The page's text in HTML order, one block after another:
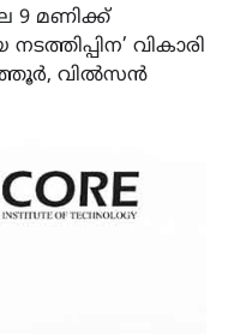
9 മണിക്ക്
വികാരി
വിൽസൻ